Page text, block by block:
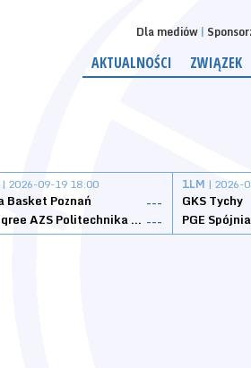
Dla mediów
AKTUALNOŚCI ZWIĄZEK
| 2026-09-19 18:00
Basket Poznań
---
Weegree AZS Politechnika Opolska ---
1LM | 2026-
GKS Tychy
PGE